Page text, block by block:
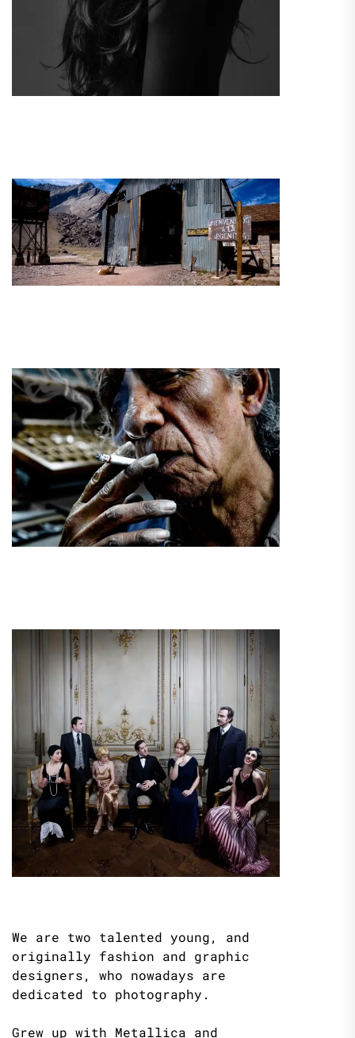
We are two talented young, and
originally fashion and graphic
designers, who nowadays are
dedicated to photography.
Grew up with Metallica and